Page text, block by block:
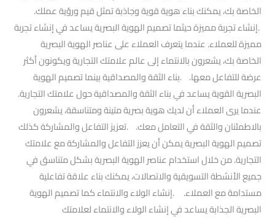
الخاصة بك، يمكنك بناء هوية قوية وجاذبة تمثل قيم ورؤية عملك.
.إنشاء تجربة مميزة حيثما تصميم الهوية البصرية يساعد في إنشاء تجربة
مميزة للعملاء. عندما يتعرف العملاء على عناصر الهوية البصرية
الخاصة بك، يشعرون بالانتماء إلى عالم علامتك التجارية ويكونون أكثر
عرضة للتفاعل معها. .بناء الثقة والمصداقية بينما تصميم الهوية
البصرية القوية يساعد في بناء الثقة والمصداقية حول علامتك التجارية.
عندما يرى العملاء أن لديك هوية بصرية متينة ومتناسقة، يشعرون
بالاطمئنان والثقة في التعامل معك. .تعزيز التفاعل والمشاركة كذلك
تصميم الهوية البصرية يمكن أن يعزز التفاعل والمشاركة مع علامتك
التجارية. من خلال استخدام عناصر الهوية البصرية بشكل متناسق في
جميع الأنشطة التسويقية والاتصالات، يمكنك بناء علاقة تفاعلية
مستدامة مع العملاء. .إنشاء الولاء والانتماء كما تصميم الهوية
البصرية الجذابة يساعد في إنشاء الولاء والانتماء لعلامتك